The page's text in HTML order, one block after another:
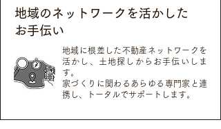
地域のネットワークを活かした
お手伝い
地域に根差した不動産ネットワークを
活かし、土地探しからお手伝いしま
す。
家づくりに関わるあらゆる専門家と連
携し、トータルでサポートします。